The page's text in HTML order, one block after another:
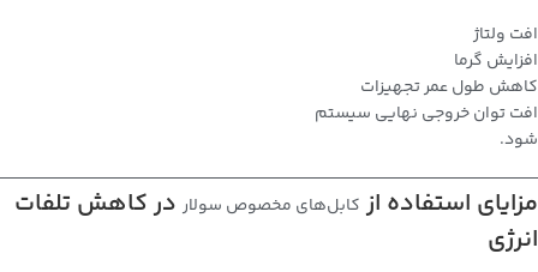
افت ولتاژ
افزایش گرما
کاهش طول عمر تجهیزات
افت توان خروجی نهایی سیستم
شود.
مزایای استفاده از کابل‌های مخصوص سولار در کاهش تلفات
انرژی